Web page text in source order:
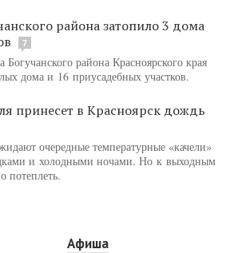
района затопило 3 дома
7
Богучанского района Красноярского края
дома и 16 приусадебных участков.
принесет в Красноярск дождь
очередные температурные «качели»
и холодными ночами. Но к выходным
потеплеть.
Афиша